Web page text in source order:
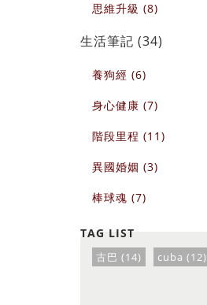
思維升級 (8)
生活筆記 (34)
養狗經 (6)
身心健康 (7)
階段里程 (11)
異國婚姻 (3)
棒球魂 (7)
古巴 (14) cuba (12)